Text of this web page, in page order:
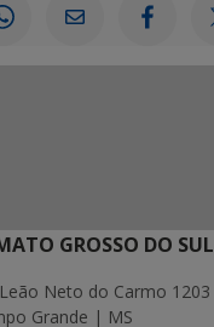
GROSSO DO SUL
Neto do Carmo 1203
Grande | MS